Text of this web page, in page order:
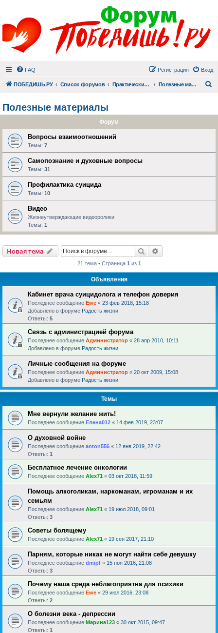
FAQ Вход
Регистрация
ПОБЕДИШЬ.РУ Список форумов Практический раздел Полезные материалы
Полезные материалы
Форум
Вопросы взаимоотношений
Темы: 7
Самопознание и духовные вопросы
Темы: 31
Профилактика суицида
Темы: 10
Видео
Жизнеутверждающие видеоролики
Темы: 1
Новая тема Поиск
21 тема • Страница 1 из 1
Объявления
Кабинет врача суицидолога и телефон доверия
Последнее сообщение Ewe « 23 фев 2018, 15:18
Добавлено в форуме Радость жизни
Ответы: 5
Связь с администрацией форума
Последнее сообщение Администратор « 28 апр 2010, 10:11
Добавлено в форуме Радость жизни
Личные сообщения на форуме
Последнее сообщение Администратор « 20 окт 2009, 15:08
Добавлено в форуме Радость жизни
Темы
Мне вернули желание жить!
Последнее сообщение Елена012 « 14 фев 2019, 23:07
О духовной войне
Последнее сообщение anton556 « 12 янв 2019, 22:42
Ответы: 1
Бесплатное лечение онкологии
Последнее сообщение Alex71 « 03 окт 2018, 11:59
Помощь алкоголикам, наркоманам, игроманам и их
семьям
Последнее сообщение Alex71 « 19 июл 2018, 09:01
Ответы: 3
Советы болящему
Последнее сообщение Alex71 « 19 сен 2017, 21:10
Парням, которые никак не могут найти себе девушку
Последнее сообщение dmipf « 15 ноя 2016, 21:08
Ответы: 3
Почему наша среда неблагоприятна для психики
Последнее сообщение Ewe « 29 июл 2016, 23:08
Ответы: 2
О болезни века - депрессии
Последнее сообщение Марина123 « 30 окт 2015, 09:47
Ответы: 1